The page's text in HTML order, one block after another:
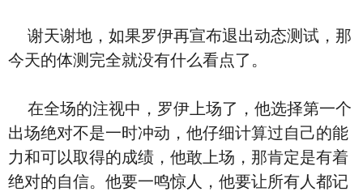
谢天谢地，如果罗伊再宣布退出动态测试，那
今天的体测完全就没有什么看点了。
在全场的注视中，罗伊上场了，他选择第一个
出场绝对不是一时冲动，他仔细计算过自己的能
力和可以取得的成绩，他敢上场，那肯定是有着
绝对的自信。他要一鸣惊人，他要让所有人都记